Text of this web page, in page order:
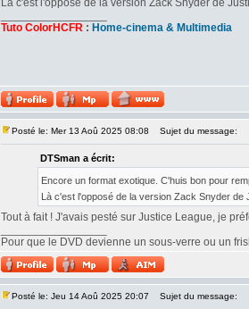
Là c'est l'opposé de la version Zack Snyder de
Tuto ColorHCFR : Home-cinema & Multimedia
Posté le: Mer 13 Aoû 2025 08:08 Sujet du message:
DTSman a écrit:
Encore un format exotique. C'huis bon pour
Là c'est l'opposé de la version Zack Snyder de
Tout à fait ! J'avais pesté sur Justice League, je
Pour que le DVD devienne un sous-verre ou un
Posté le: Jeu 14 Aoû 2025 20:07 Sujet du message: